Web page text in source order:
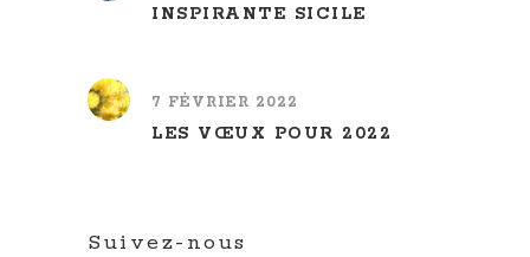
INSPIRANTE SICILE
7 FÉVRIER 2022
LES VŒUX POUR 2022
Suivez-nous